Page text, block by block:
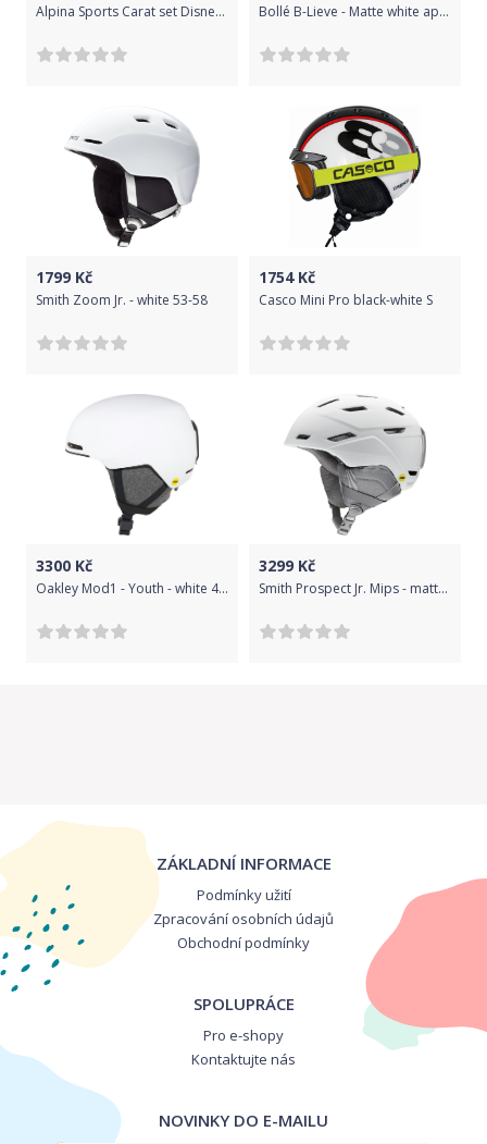
Alpina Sports Carat set Disney Mickey Mouse 48-52 Bollé B-Lieve - Matte white apache 53-57
1799 Kč
Smith Zoom Jr. - white 53-58
1754Kč
Casco Mini Pro black-white S
3300 Kč
Oakley Mod1 - Youth - white 49-53
3299 Kč
Smith Prospect Jr. Mips - matte white 48-56
ZÁKLADNÍ INFORMACE
Podmínky užití
Zpracování osobních údajů
Obchodní podmínky
SPOLUPRÁCE
Pro e-shopy
Kontaktujte nás
NOVINKY DO E-MAILU